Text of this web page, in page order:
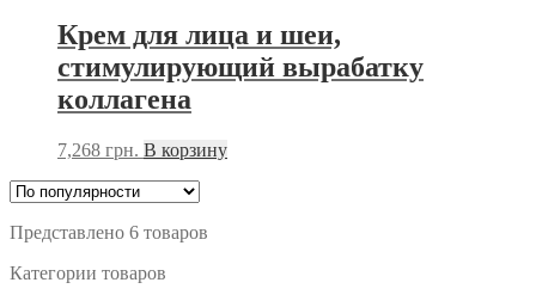
Крем для лица и шеи,
стимулирующий вырабатку
коллагена
7,268 грн. В корзину
Представлено 6 товаров
Категории товаров